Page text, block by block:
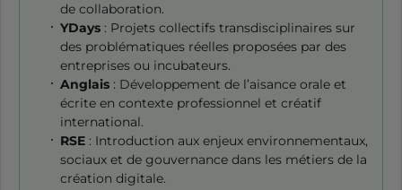
de collaboration.
YDays : Projets collectifs transdisciplinaires sur
des problématiques réelles proposées par des
entreprises ou incubateurs.
Anglais : Développement de l’aisance orale et
écrite en contexte professionnel et créatif
international.
RSE : Introduction aux enjeux environnementaux,
sociaux et de gouvernance dans les métiers de la
création digitale.